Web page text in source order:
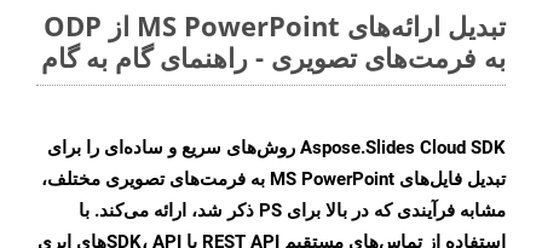
تبدیل ارائه‌های MS PowerPoint از ODP
به فرمت‌های تصویری - راهنمای گام به گام
Aspose.Slides Cloud SDK روش‌های سریع و ساده‌ای را برای
تبدیل فایل‌های MS PowerPoint به فرمت‌های تصویری مختلف،
مشابه فرآیندی که در بالا برای PS ذکر شد، ارائه می‌کند. با
استفاده از تماس‌های مستقیم REST API یا SDK، APIهای ابری